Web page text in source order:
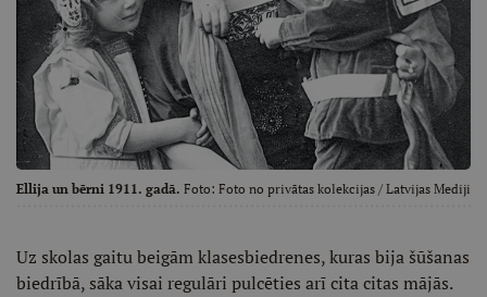
Ellija un bērni 1911. gadā. Foto: Foto no privātas kolekcijas / Latvijas Mediji
Uz skolas gaitu beigām klasesbiedrenes, kuras bija šūšanas
biedrībā, sāka visai regulāri pulcēties arī cita citas mājās.